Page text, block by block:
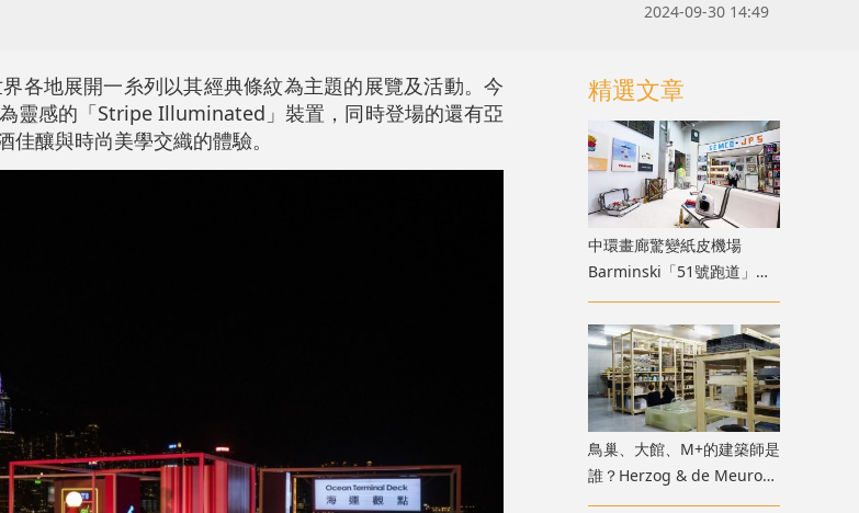
2024-09-30 14:49
各地展開一糸列以其經典條紋為主題的展覽及活動。今
靈感的「Stripe Illuminated」裝置，同時登場的還有亞
釀與時尚美學交織的體驗。
精選文章
中環畫廊驚變紙皮機場
Barminski「51號跑道」用
紙箱建造星際航廈
鳥巢、大館、M+的建築師是
誰？Herzog & de Meuron
展覽9月M+揭開創作過程